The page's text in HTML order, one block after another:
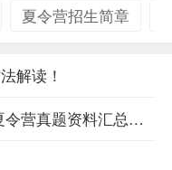
夏令营招生简章
解读！
真题资料汇总帖！